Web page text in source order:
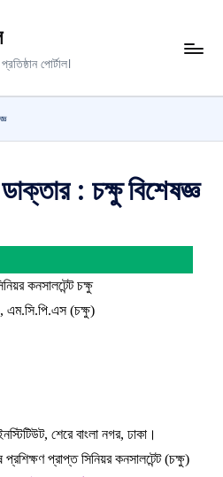
পোর্টাল।
: চক্ষু বিশেষজ্ঞ
কনসালটেন্ট চক্ষু
এম.সি.পি.এস (চক্ষু)
শেরে বাংলা নগর, ঢাকা।
প্রশিক্ষণ প্রাপ্ত সিনিয়র কনসালটেন্ট (চক্ষু)